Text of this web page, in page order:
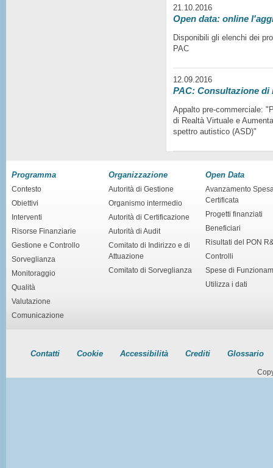
21.10.2016
Open data: online
Disponibili gli elenchi dei
PAC
12.09.2016
PAC: Consultazione di
Appalto pre-commerciale:
di Realtà Virtuale e
spettro autistico (ASD)"
Programma
Contesto
Obiettivi
Interventi
Risorse Finanziarie
Gestione e Controllo
Sorveglianza
Monitoraggio
Qualità
Valutazione
Comunicazione
Organizzazione
Autorità di Gestione
Organismo intermedio
Autorità di Certificazione
Autorità di Audit
Comitato di Indirizzo e di
Attuazione
Comitato di Sorveglianza
Open Data
Avanzamento
Certificata
Progetti finanziati
Beneficiari
Risultati del PON
Controlli
Spese di
Utilizza i dati
Contatti Cookie Accessibilità Crediti Glossario